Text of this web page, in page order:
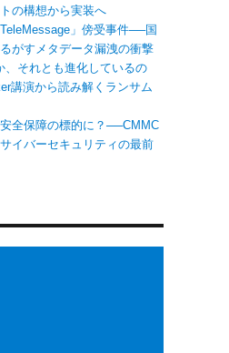
の構想から実装へ
」傍受事件──国
がすメタデータ漏洩の衝撃
、それとも進化しているの
講演から読み解くランサム
全保障の標的に？──CMMC
イバーセキュリティの最前